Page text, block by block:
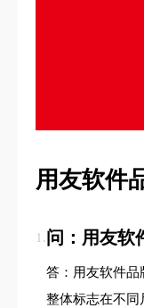
用友软件
1.问：用友软
答：用友软件品
整体标志在不同